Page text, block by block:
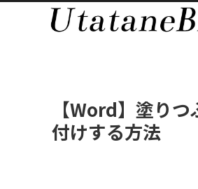
【Word】塗り
付けする方法